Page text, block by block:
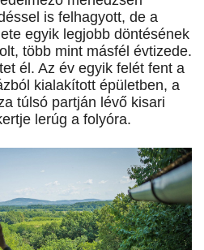
is felhagyott, de a
egyik legjobb döntésének
több mint másfél évtizede.
él. Az év egyik felét fent a
kialakított épületben, a
túlsó partján lévő kisari
lerúg a folyóra.